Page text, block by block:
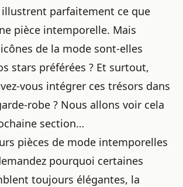
illustrent parfaitement ce que
pièce intemporelle. Mais
de la mode sont-elles
stars préférées ? Et surtout,
vous intégrer ces trésors dans
robe ? Nous allons voir cela
section…
pièces de mode intemporelles
pourquoi certaines
toujours élégantes, la